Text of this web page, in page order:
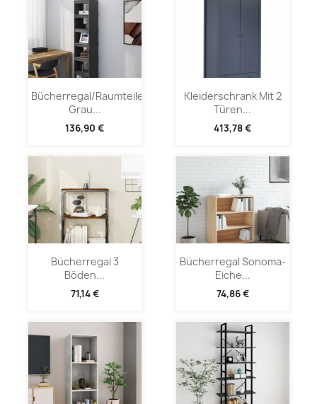
Bücherregal/Raumteiler
Grau...
136,90 €
Kleiderschrank Mit 2
Türen...
413,78 €
Bücherregal 3
Böden...
71,14 €
Bücherregal Sonoma-
Eiche...
74,86 €